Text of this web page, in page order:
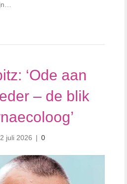
‘Ode aan
– de blik
juli 2026 | 0